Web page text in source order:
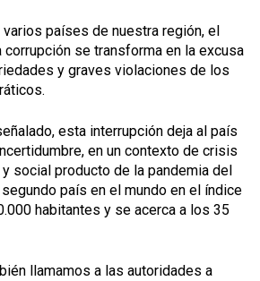
varios países de nuestra región, el
se transforma en la excusa
y graves violaciones de los
esta interrupción deja al país
en un contexto de crisis
social producto de la pandemia del
país en el mundo en el índice
habitantes y se acerca a los 35
llamamos a las autoridades a